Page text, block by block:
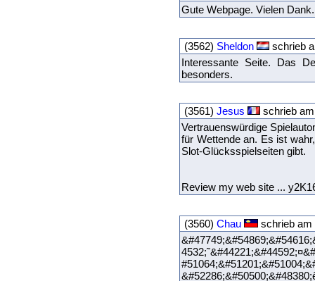
Gute Webpage. Vielen
(3562) Sheldon
schrieb
Interessante Seite. Das
besonders.
(3561) Jesus
schrieb
Vertrauenswürdige
für Wettende an. Es ist
Slot-Glücksspielseiten gibt.
Review my web site ...
(3560) Chau
schrieb am